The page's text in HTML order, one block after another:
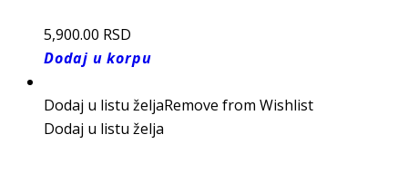
5,900.00 RSD
Dodaj u korpu
Dodaj u listu željaRemove from Wishlist
Dodaj u listu želja